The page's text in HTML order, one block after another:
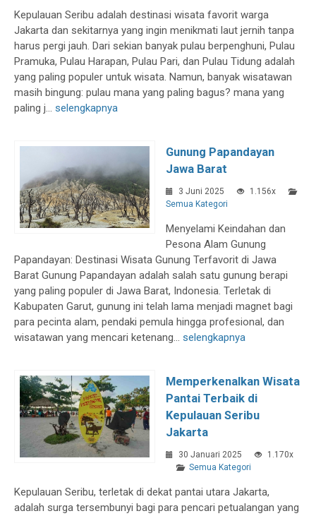
Kepulauan Seribu adalah destinasi wisata favorit warga
Jakarta dan sekitarnya yang ingin menikmati laut jernih tanpa
harus pergi jauh. Dari sekian banyak pulau berpenghuni, Pulau
Pramuka, Pulau Harapan, Pulau Pari, dan Pulau Tidung adalah
yang paling populer untuk wisata. Namun, banyak wisatawan
masih bingung: pulau mana yang paling bagus? mana yang
paling j... selengkapnya
Gunung Papandayan
Jawa Barat
3 Juni 2025
1.156x
Semua Kategori
Menyelami Keindahan dan
Pesona Alam Gunung
Papandayan: Destinasi Wisata Gunung Terfavorit di Jawa
Barat Gunung Papandayan adalah salah satu gunung berapi
yang paling populer di Jawa Barat, Indonesia. Terletak di
Kabupaten Garut, gunung ini telah lama menjadi magnet bagi
para pecinta alam, pendaki pemula hingga profesional, dan
wisatawan yang mencari ketenang... selengkapnya
Memperkenalkan Wisata
Pantai Terbaik di
Kepulauan Seribu
Jakarta
30 Januari 2025
1.170x
Semua Kategori
Kepulauan Seribu, terletak di dekat pantai utara Jakarta,
adalah surga tersembunyi bagi para pencari petualangan yang